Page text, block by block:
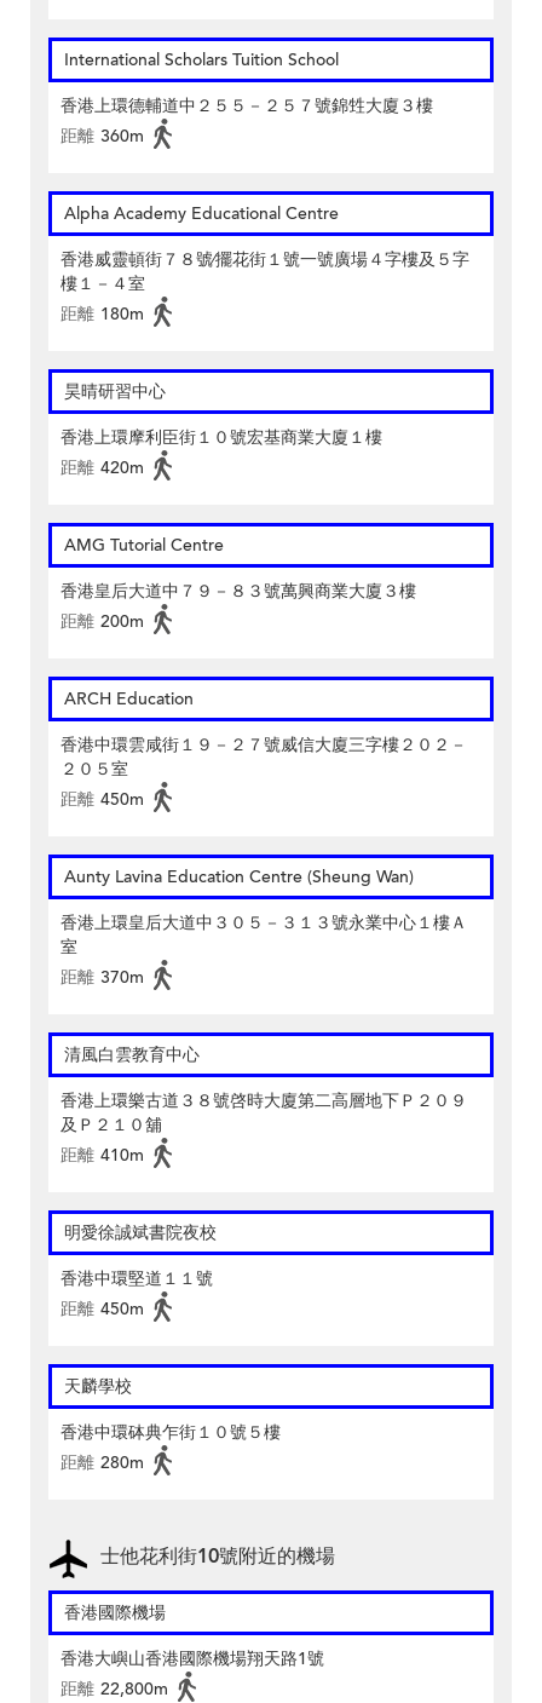
International Scholars Tuition School
香港上環德輔道中２５５－２５７號錦甡大廈３樓
距離 360m
Alpha Academy Educational Centre
香港威靈頓街７８號∕擺花街１號一號廣場４字樓及５字
樓１－４室
距離 180m
昊晴研習中心
香港上環摩利臣街１０號宏基商業大廈１樓
距離 420m
AMG Tutorial Centre
香港皇后大道中７９－８３號萬興商業大廈３樓
距離 200m
ARCH Education
香港中環雲咸街１９－２７號威信大廈三字樓２０２－
２０５室
距離 450m
Aunty Lavina Education Centre (Sheung Wan)
香港上環皇后大道中３０５－３１３號永業中心１樓Ａ
室
距離 370m
清風白雲教育中心
香港上環樂古道３８號啓時大廈第二高層地下Ｐ２０９
及Ｐ２１０舖
距離 410m
明愛徐誠斌書院夜校
香港中環堅道１１號
距離 450m
天麟學校
香港中環砵典乍街１０號５樓
距離 280m
士他花利街10號附近的機場
香港國際機場
香港大嶼山香港國際機場翔天路1號
距離 22,800m